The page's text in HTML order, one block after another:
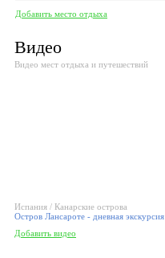
Добавить место отдыха
Видео
Видео мест отдыха и путешествий
Испания / Канарские острова
Остров Лансароте - дневная экскурсия
Добавить видео